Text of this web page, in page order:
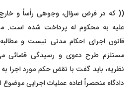
(( که در فرض سؤال، وجوهی رأساً و خارج
قانون اجرای احکام مدنی نیست و
مستلزم طرح دعوی و رسیدگی قضائی
نظریه، باید گفت با نقض حکم مورد اجرا به
دادگاه منحصراً اعاده عملیات اجرایی